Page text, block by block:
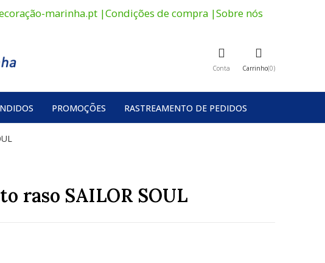
marinha.pt |Condições de compra |Sobre nós
Conta Carrinho 0
PROMOÇÕES RASTREAMENTO DE PEDIDOS
raso SAILOR SOUL